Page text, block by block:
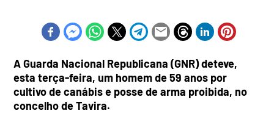
A Guarda Nacional Republicana (GNR) deteve,
esta terça-feira, um homem de 59 anos por
cultivo de canábis e posse de arma proibida, no
concelho de Tavira.